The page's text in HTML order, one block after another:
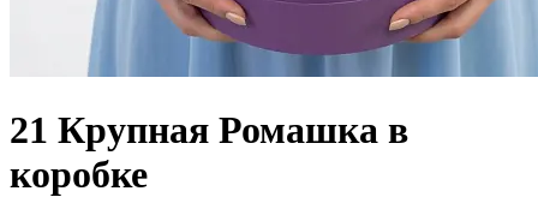
21 Крупная Ромашка в
коробке